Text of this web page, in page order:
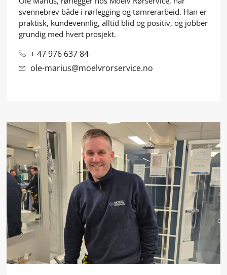
svennebrev både i rørlegging og tømrerarbeid. Han er
praktisk, kundevennlig, alltid blid og positiv, og jobber
grundig med hvert prosjekt.
+ 47 976 637 84
ole-marius@moelvrorservice.no